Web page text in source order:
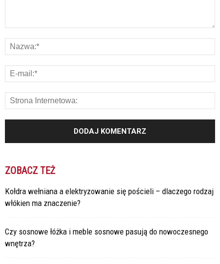
ZOBACZ TEŻ
Kołdra wełniana a elektryzowanie się pościeli – dlaczego rodzaj
włókien ma znaczenie?
Czy sosnowe łóżka i meble sosnowe pasują do nowoczesnego
wnętrza?